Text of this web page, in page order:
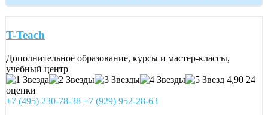
T-Teach
Дополнительное образование, курсы и мастер-классы,
учебный центр
4,90 24
оценки
+7 (495) 230-78-38 +7 (929) 952-28-63